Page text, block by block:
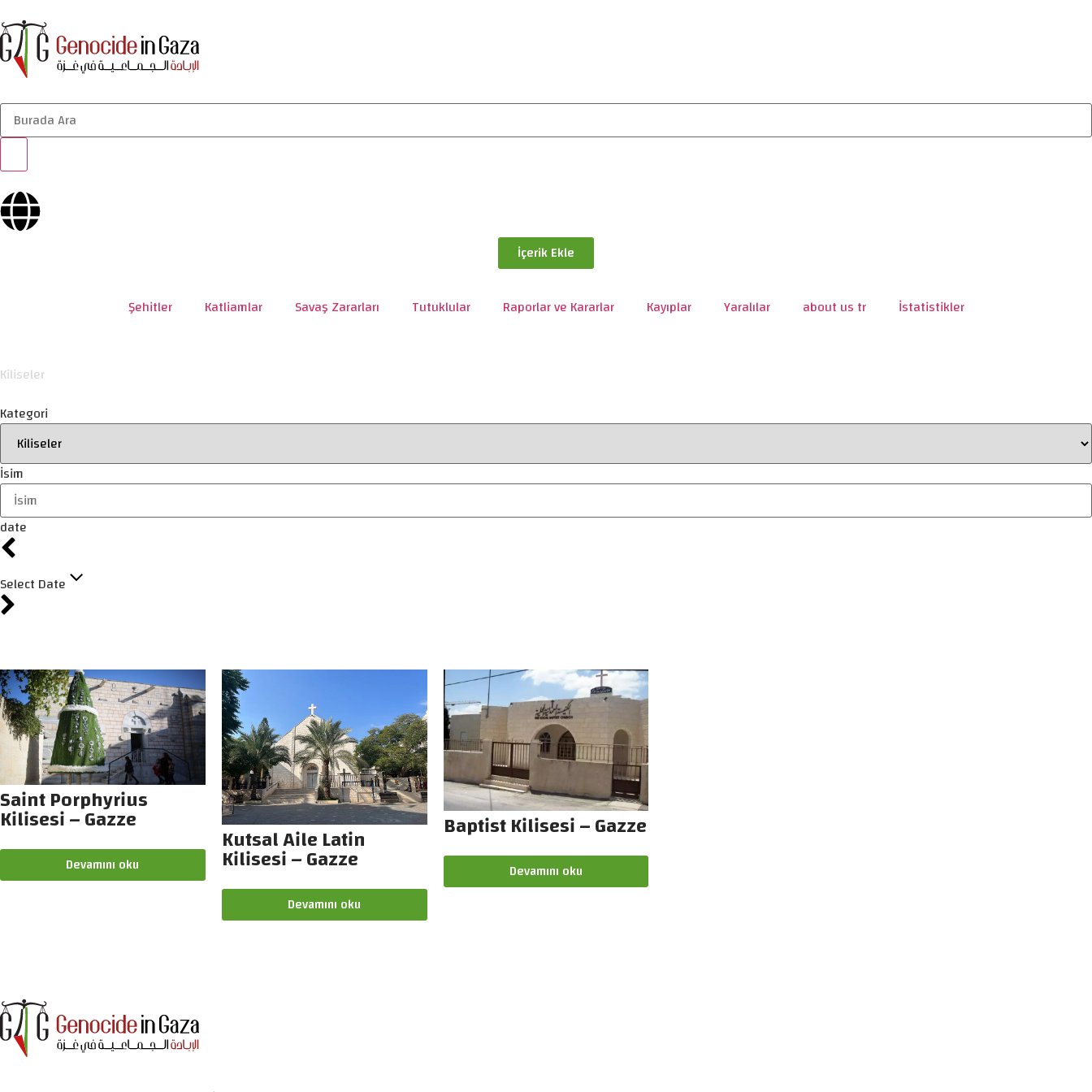
İçerik Ekle
Şehitler Katliamlar Savaş Zararları Tutuklular Raporlar ve Kararlar Kayıplar Yaralılar about us tr İstatistikler
Kiliseler
Kategori
İsim
date
Select Date
Saint Porphyrius
Kilisesi – Gazze
Devamını oku
Kutsal Aile Latin
Kilisesi – Gazze
Devamını oku
Baptist Kilisesi – Gazze
Devamını oku